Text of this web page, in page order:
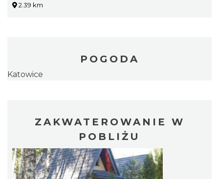
2.39 km
POGODA
Katowice
ZAKWATEROWANIE W
POBLIŻU